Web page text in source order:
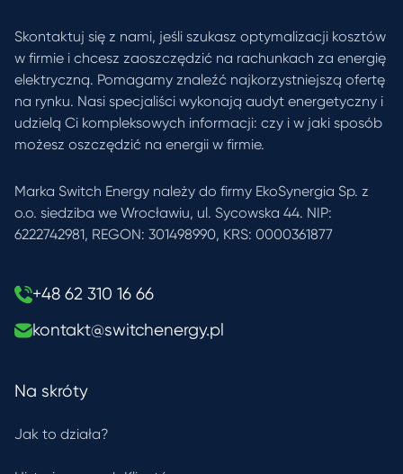
Skontaktuj się z nami, jeśli szukasz optymalizacji kosztów
w firmie i chcesz zaoszczędzić na rachunkach za energię
elektryczną. Pomagamy znaleźć najkorzystniejszą ofertę
na rynku. Nasi specjaliści wykonają audyt energetyczny i
udzielą Ci kompleksowych informacji: czy i w jaki sposób
możesz oszczędzić na energii w firmie.
Marka Switch Energy należy do firmy EkoSynergia Sp. z
o.o. siedziba we Wrocławiu, ul. Sycowska 44. NIP:
6222742981, REGON: 301498990, KRS: 0000361877
+48 62 310 16 66
kontakt@switchenergy.pl
Na skróty
Jak to działa?